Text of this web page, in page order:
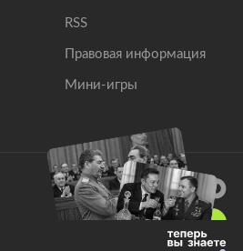
RSS
Правовая информация
Мини-игры